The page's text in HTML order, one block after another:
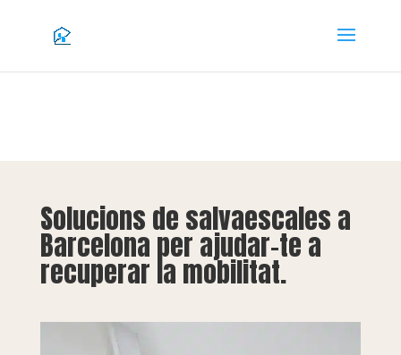
Solucions de salvaescales a
Barcelona per ajudar-te a
recuperar la mobilitat.